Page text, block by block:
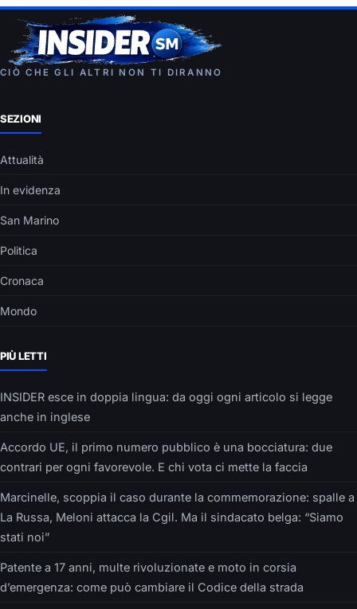
CIÒ CHE GLI ALTRI NON TI DIRANNO
SEZIONI
Attualità
In evidenza
San Marino
Politica
Cronaca
Mondo
PIÙ LETTI
INSIDER esce in doppia lingua: da oggi ogni articolo si legge
anche in inglese
Accordo UE, il primo numero pubblico è una bocciatura: due
contrari per ogni favorevole. E chi vota ci mette la faccia
Marcinelle, scoppia il caso durante la commemorazione: spalle a
La Russa, Meloni attacca la Cgil. Ma il sindacato belga: “Siamo
stati noi”
Patente a 17 anni, multe rivoluzionate e moto in corsia
d’emergenza: come può cambiare il Codice della strada